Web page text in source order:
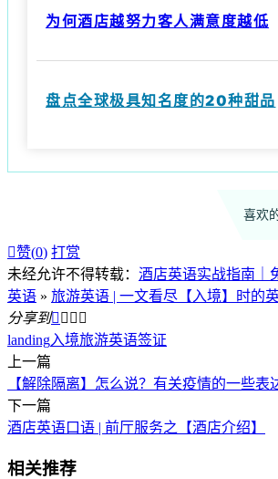
为何酒店越努力客人满意度越低
盘点全球极具知名度的20种甜品
喜欢
赞(0) 打赏
未经允许不得转载： 酒店英语实战指南｜
英语 » 旅游英语 | 一文看尽【入境】时的
分享到   
landing入境旅游英语签证
上一篇
【解除隔离】怎么说？有关疫情的一些表
下一篇
酒店英语口语 | 前厅服务之【酒店介绍】
相关推荐